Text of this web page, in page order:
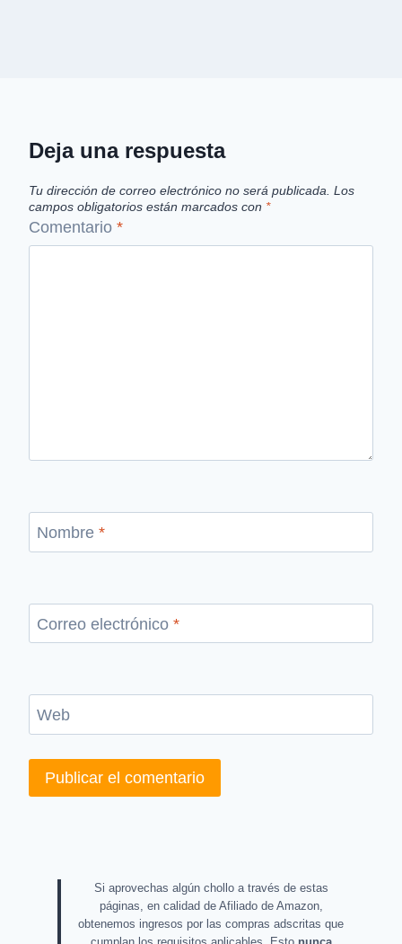
Deja una respuesta
Tu dirección de correo electrónico no será publicada. Los
campos obligatorios están marcados con *
Comentario *
Nombre *
Correo electrónico *
Web
Si aprovechas algún chollo a través de estas
páginas, en calidad de Afiliado de Amazon,
obtenemos ingresos por las compras adscritas que